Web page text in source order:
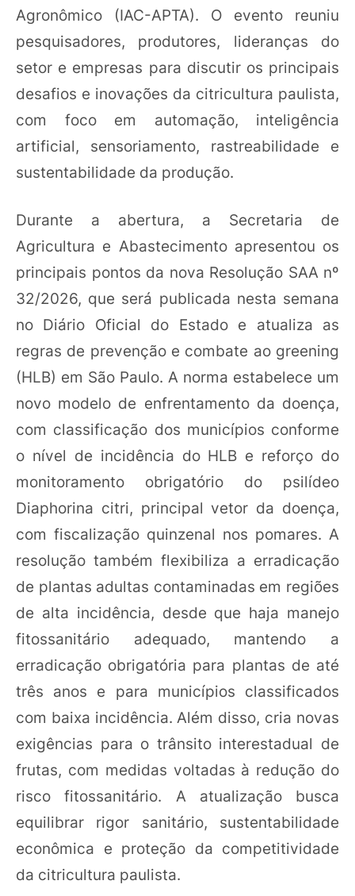
Agronômico (IAC-APTA). O evento reuniu
pesquisadores, produtores, lideranças do
setor e empresas para discutir os principais
desafios e inovações da citricultura paulista,
com foco em automação, inteligência
artificial, sensoriamento, rastreabilidade e
sustentabilidade da produção.
Durante a abertura, a Secretaria de
Agricultura e Abastecimento apresentou os
principais pontos da nova Resolução SAA nº
32/2026, que será publicada nesta semana
no Diário Oficial do Estado e atualiza as
regras de prevenção e combate ao greening
(HLB) em São Paulo. A norma estabelece um
novo modelo de enfrentamento da doença,
com classificação dos municípios conforme
o nível de incidência do HLB e reforço do
monitoramento obrigatório do psilídeo
Diaphorina citri, principal vetor da doença,
com fiscalização quinzenal nos pomares. A
resolução também flexibiliza a erradicação
de plantas adultas contaminadas em regiões
de alta incidência, desde que haja manejo
fitossanitário adequado, mantendo a
erradicação obrigatória para plantas de até
três anos e para municípios classificados
com baixa incidência. Além disso, cria novas
exigências para o trânsito interestadual de
frutas, com medidas voltadas à redução do
risco fitossanitário. A atualização busca
equilibrar rigor sanitário, sustentabilidade
econômica e proteção da competitividade
da citricultura paulista.